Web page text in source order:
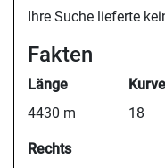
Ihre Suche lieferte
Fakten
Länge
4430 m
18
Rechts